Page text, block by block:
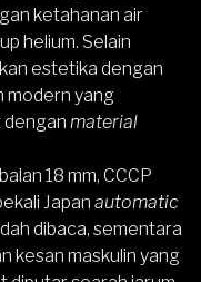
ketahanan air
helium. Selain
estetika dengan
modern yang
dengan material
18 mm, CCCP
Japan automatic
dibaca, sementara
kesan maskulin yang